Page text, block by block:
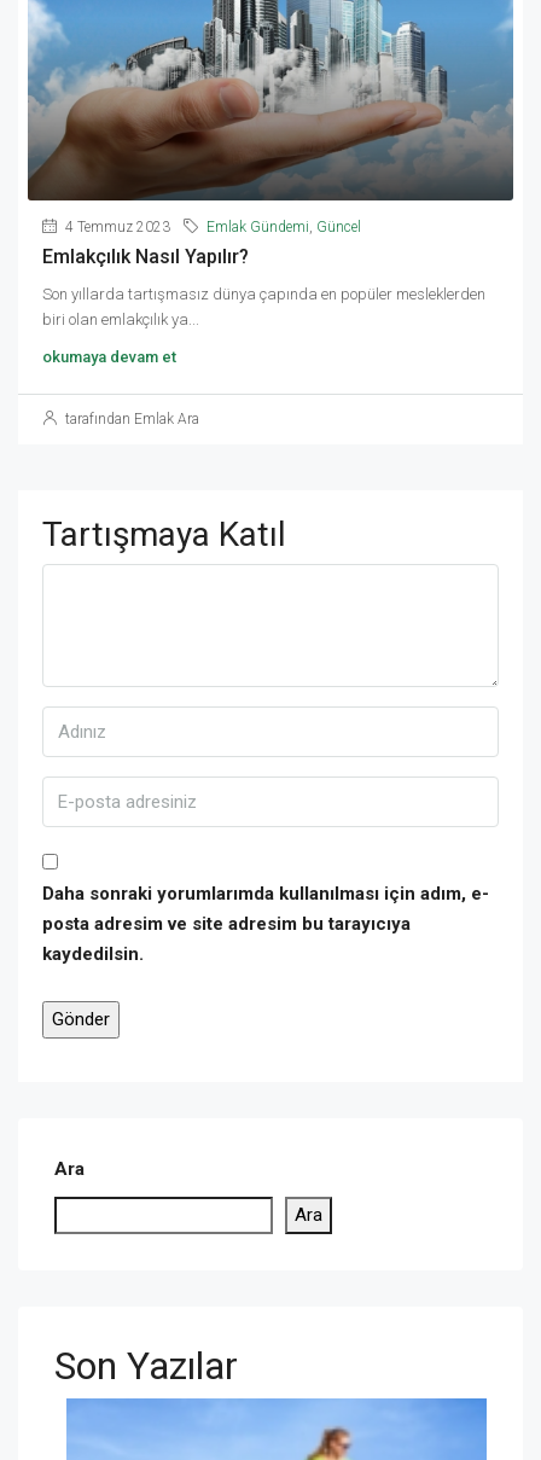
4 Temmuz 2023 Emlak Gündemi, Güncel
Emlakçılık Nasıl Yapılır?
Son yıllarda tartışmasız dünya çapında en popüler mesleklerden
biri olan emlakçılık ya...
okumaya devam et
tarafından Emlak Ara
Tartışmaya Katıl
Daha sonraki yorumlarımda kullanılması için adım, e-
posta adresim ve site adresim bu tarayıcıya
kaydedilsin.
Ara
Ara
Son Yazılar